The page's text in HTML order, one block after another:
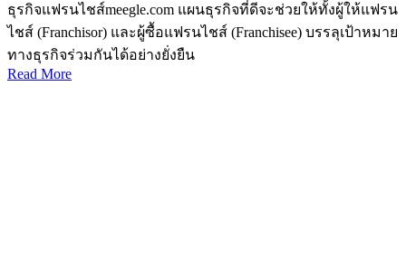
ธุรกิจแฟรนไชส์meegle.com แผนธุรกิจที่ดีจะช่วยให้ทั้งผู้ให้แฟรน
ไชส์ (Franchisor) และผู้ซื้อแฟรนไชส์ (Franchisee) บรรลุเป้าหมาย
ทางธุรกิจร่วมกันได้อย่างยั่งยืน
Read More